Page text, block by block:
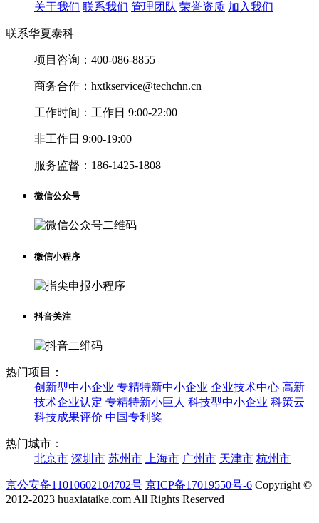
关于我们 联系我们 管理团队 荣誉资质 加入我们
联系华夏泰科
项目咨询： 400-086-8855
商务合作： hxtkservice@techchn.cn
工作时间： 工作日 9:00-22:00
非工作日 9:00-19:00
服务监督： 186-1425-1808
微信公众号
微信小程序
抖音关注
热门项目：
创新型中小企业 专精特新中小企业 企业技术中心 高新
技术企业认定 专精特新小巨人 科技型中小企业 科策云
科技成果评价 中国专利奖
热门城市：
北京市 深圳市 苏州市 上海市 广州市 天津市 杭州市
京公安备11010602104702号 京ICP备17019550号-6 Copyright ©
2012-2023 huaxiataike.com All Rights Reserved